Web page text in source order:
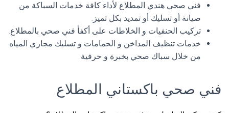
فني صحي هندي المطلاع لأداء كافة خدمات السباكة من
صيانة أو تسليك أو تمديد بكل تميز.
تركيب الحنفيات و الخلاطات على أكفأ فني صحي بالمطلاع.
خدمات تنظيف المداخن و الحمامات و تسليك مجاري المياه
من خلال سباك صحي بخبرة و حرفية.
فني صحي باكستاني المطلاع